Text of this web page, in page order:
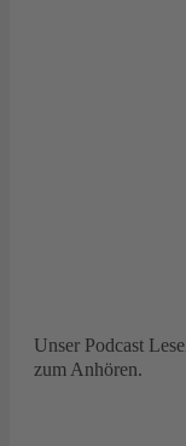
Unser Podcast
zum Anhören.